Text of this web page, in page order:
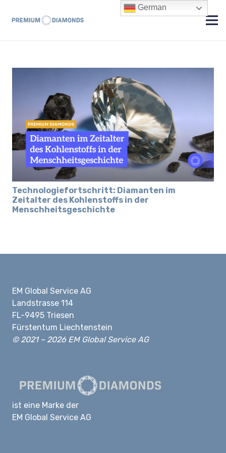
Technologiefortschritt: Diamanten im
Zeitalter des Kohlenstoffs in der
Menschheitsgeschichte
EM Global Service AG
Landstrasse 114
FL-9495 Triesen
Fürstentum Liechtenstein
© 2021 – 2026 EM Global Service AG
ist eine Marke der
EM Global Service AG
German